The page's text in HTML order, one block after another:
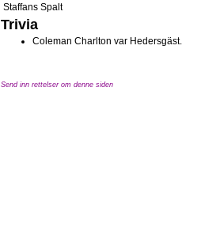
Staffans Spalt
Trivia
Coleman Charlton var Hedersgäst.
Send inn rettelser om denne siden